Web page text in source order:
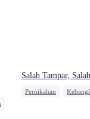
Salah Tampar,
Pernikahan